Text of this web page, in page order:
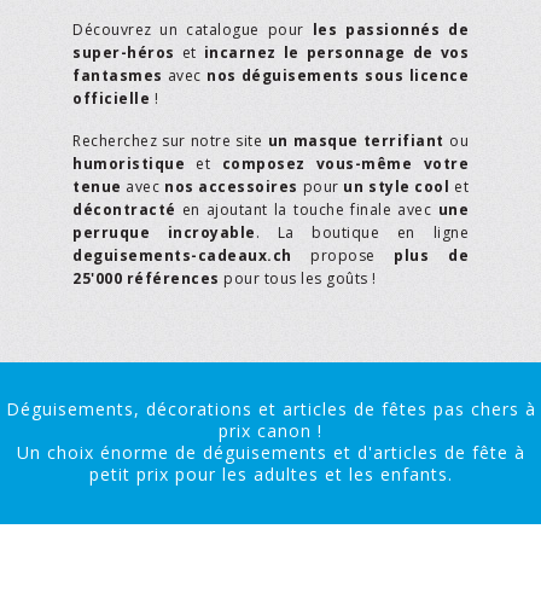
Découvrez un catalogue pour les passionnés de
super-héros et incarnez le personnage de vos
fantasmes avec nos déguisements sous licence
officielle !
Recherchez sur notre site un masque terrifiant ou
humoristique et composez vous-même votre
tenue avec nos accessoires pour un style cool et
décontracté en ajoutant la touche finale avec une
perruque incroyable. La boutique en ligne
deguisements-cadeaux.ch propose plus de
25'000 références pour tous les goûts !
Déguisements, décorations et articles de fêtes pas chers à
prix canon !
Un choix énorme de déguisements et d'articles de fête à
petit prix pour les adultes et les enfants.